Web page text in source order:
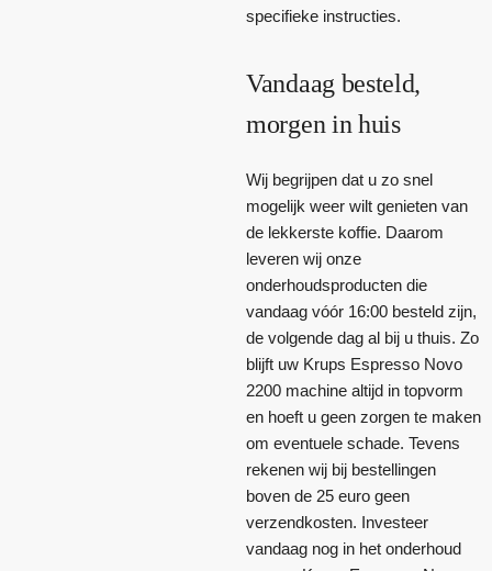
specifieke instructies.
Vandaag besteld,
morgen in huis
Wij begrijpen dat u zo snel
mogelijk weer wilt genieten van
de lekkerste koffie. Daarom
leveren wij onze
onderhoudsproducten die
vandaag vóór 16:00 besteld zijn,
de volgende dag al bij u thuis. Zo
blijft uw Krups Espresso Novo
2200 machine altijd in topvorm
en hoeft u geen zorgen te maken
om eventuele schade. Tevens
rekenen wij bij bestellingen
boven de 25 euro geen
verzendkosten. Investeer
vandaag nog in het onderhoud